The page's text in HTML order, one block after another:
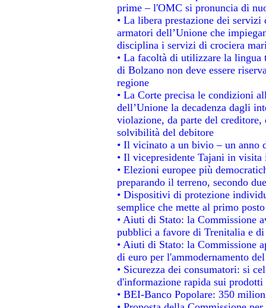
prime – l'OMC si pronuncia di
• La libera prestazione dei
armatori dell’Unione che
disciplina i servizi di crociera
• La facoltà di utilizzare la
di Bolzano non deve essere
regione
• La Corte precisa le condizioni
dell’Unione la decadenza dagli
violazione, da parte del
solvibilità del debitore
• Il vicinato a un bivio – un anno
• Il vicepresidente Tajani in
• Elezioni europee più
preparando il terreno, secondo
• Dispositivi di protezione
semplice che mette al primo
• Aiuti di Stato: la Commissione
pubblici a favore di Trenitalia e
• Aiuti di Stato: la Commissione
di euro per l'ammodernamento
• Sicurezza dei consumatori: si
d'informazione rapida sui
• BEI-Banco Popolare: 350